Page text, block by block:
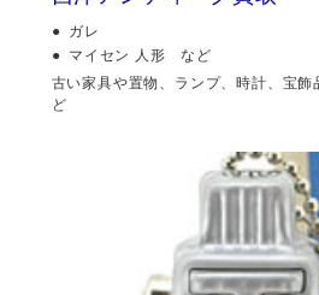
ガレ
マイセン 人形 など
古い家具や置物、ランプ、時計、宝飾
ど